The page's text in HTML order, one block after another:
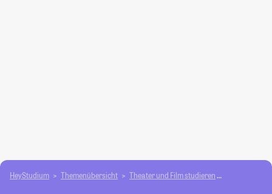
HeyStudium Themenübersicht Theater und Film studieren